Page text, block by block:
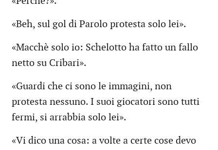
«Beh, sul gol di Parolo protesta solo lei».
«Macchè solo io: Schelotto ha fatto un fallo
netto su Cribari».
«Guardi che ci sono le immagini, non
protesta nessuno. I suoi giocatori sono tutti
fermi, si arrabbia solo lei».
«Vi dico una cosa: a volte a certe cose devo